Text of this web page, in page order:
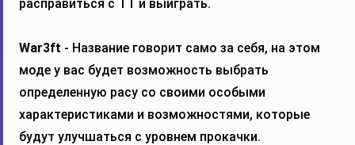
расправиться с ТТ и выиграть.
War3ft - Название говорит само за себя, на этом
моде у вас будет возможность выбрать
определенную расу со своими особыми
характеристиками и возможностями, которые
будут улучшаться с уровнем прокачки.